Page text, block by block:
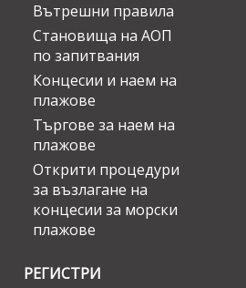
Вътрешни правила
Становища на АОП
по запитвания
Концесии и наем на
плажове
Търгове за наем на
плажове
Открити процедури
за възлагане на
концесии за морски
плажове
РЕГИСТРИ